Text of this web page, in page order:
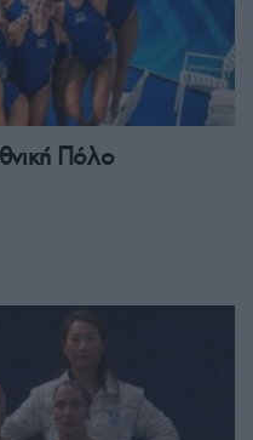
Πόλο